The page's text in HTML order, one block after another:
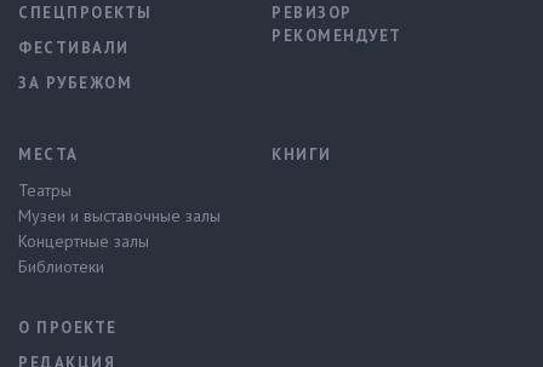
СПЕЦПРОЕКТЫ
ФЕСТИВАЛИ
ЗА РУБЕЖОМ
РЕВИЗОР
РЕКОМЕНДУЕТ
МЕСТА
Театры
Музеи и выставочные залы
Концертные залы
Библиотеки
КНИГИ
О ПРОЕКТЕ
РЕДАКЦИЯ